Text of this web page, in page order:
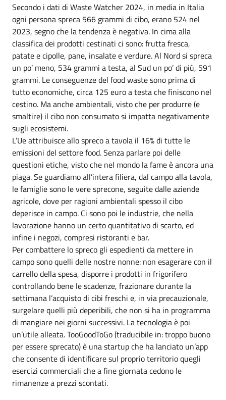
Secondo i dati di Waste Watcher 2024, in media in Italia
ogni persona spreca 566 grammi di cibo, erano 524 nel
2023, segno che la tendenza è negativa. In cima alla
classifica dei prodotti cestinati ci sono: frutta fresca,
patate e cipolle, pane, insalate e verdure. Al Nord si spreca
un po’ meno, 534 grammi a testa, al Sud un po’ di più, 591
grammi. Le conseguenze del food waste sono prima di
tutto economiche, circa 125 euro a testa che finiscono nel
cestino. Ma anche ambientali, visto che per produrre (e
smaltire) il cibo non consumato si impatta negativamente
sugli ecosistemi.
L’Ue attribuisce allo spreco a tavola il 16% di tutte le
emissioni del settore food. Senza parlare poi delle
questioni etiche, visto che nel mondo la fame è ancora una
piaga. Se guardiamo all’intera filiera, dal campo alla tavola,
le famiglie sono le vere sprecone, seguite dalle aziende
agricole, dove per ragioni ambientali spesso il cibo
deperisce in campo. Ci sono poi le industrie, che nella
lavorazione hanno un certo quantitativo di scarto, ed
infine i negozi, compresi ristoranti e bar.
Per combattere lo spreco gli espedienti da mettere in
campo sono quelli delle nostre nonne: non esagerare con il
carrello della spesa, disporre i prodotti in frigorifero
controllando bene le scadenze, frazionare durante la
settimana l’acquisto di cibi freschi e, in via precauzionale,
surgelare quelli più deperibili, che non si ha in programma
di mangiare nei giorni successivi. La tecnologia è poi
un’utile alleata. TooGoodToGo (traducibile in: troppo buono
per essere sprecato) è una startup che ha lanciato un’app
che consente di identificare sul proprio territorio quegli
esercizi commerciali che a fine giornata cedono le
rimanenze a prezzi scontati.